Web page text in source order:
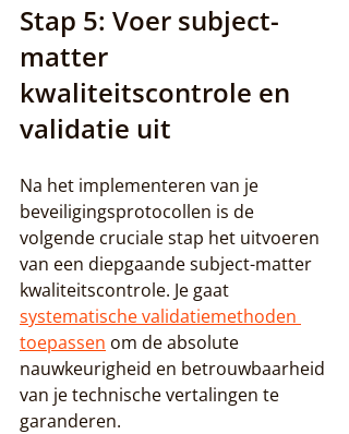
Stap 5: Voer subject-
matter
kwaliteitscontrole en
validatie uit
Na het implementeren van je
beveiligingsprotocollen is de
volgende cruciale stap het uitvoeren
van een diepgaande subject-matter
kwaliteitscontrole. Je gaat
systematische validatiemethoden
toepassen om de absolute
nauwkeurigheid en betrouwbaarheid
van je technische vertalingen te
garanderen.